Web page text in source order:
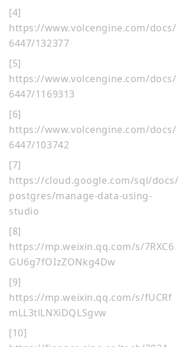
[4]
https://www.volcengine.com/docs/
6447/132377
[5]
https://www.volcengine.com/docs/
6447/1169313
[6]
https://www.volcengine.com/docs/
6447/103742
[7]
https://cloud.google.com/sql/docs/
postgres/manage-data-using-
studio
[8]
https://mp.weixin.qq.com/s/7RXC6
GU6g7fOIzZONkg4Dw
[9]
https://mp.weixin.qq.com/s/fUCRf
mLL3tlLNXiDQLSgvw
[10]